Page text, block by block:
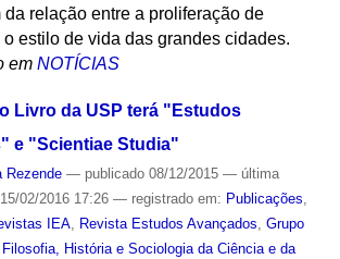
da relação entre a proliferação de
estilo de vida das grandes cidades.
em NOTÍCIAS
Livro da USP terá "Estudos
e "Scientiae Studia"
Rezende — publicado08/12/2015 — última
02/2016 17:26 — registrado em: Publicações,
IEA, Revista Estudos Avançados, Grupo
História e Sociologia da Ciência e da